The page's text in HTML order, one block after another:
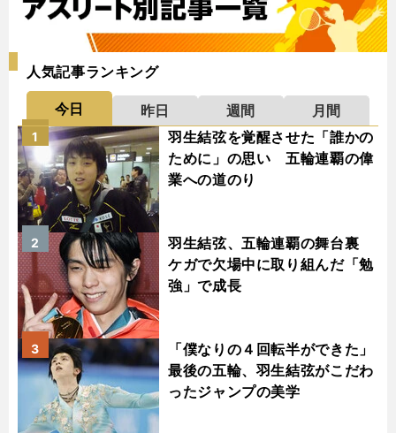
人気記事ランキング
今日 昨日 週間
月間
羽生結弦を覚醒させた「誰かの
ために」の思い 五輪連覇の偉
業への道のり
1
羽生結弦、五輪連覇の舞台裏
ケガで欠場中に取り組んだ「勉
強」で成長
2
「僕なりの４回転半ができた」
最後の五輪、羽生結弦がこだわ
ったジャンプの美学
3